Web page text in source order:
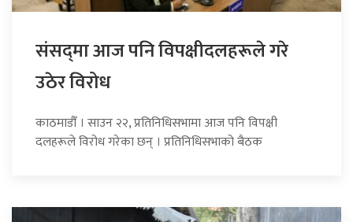
संसद्‍मा आज पनि विपक्षीदलहरूले गरे
उठेर विरोध
काठमाडौँ । साउन २२, प्रतिनिधिसभामा आज पनि विपक्षी
दलहरूले विरोध गरेका छन् । प्रतिनिधिसभाको बैठक